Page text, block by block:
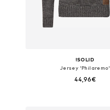
!SOLID
Jersey 'Philaremo'
44,96€